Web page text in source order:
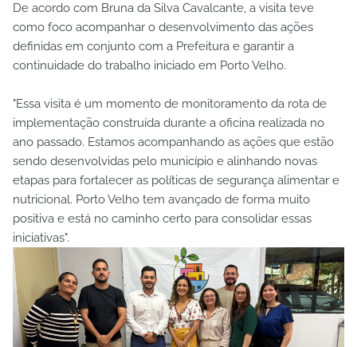
De acordo com Bruna da Silva Cavalcante, a visita teve
como foco acompanhar o desenvolvimento das ações
definidas em conjunto com a Prefeitura e garantir a
continuidade do trabalho iniciado em Porto Velho.
"Essa visita é um momento de monitoramento da rota de
implementação construída durante a oficina realizada no
ano passado. Estamos acompanhando as ações que estão
sendo desenvolvidas pelo município e alinhando novas
etapas para fortalecer as políticas de segurança alimentar e
nutricional. Porto Velho tem avançado de forma muito
positiva e está no caminho certo para consolidar essas
iniciativas".